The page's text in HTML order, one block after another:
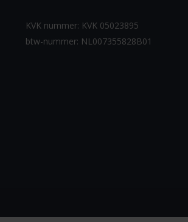
KVK nummer: KVK 05023895
btw-nummer: NL007355828B01